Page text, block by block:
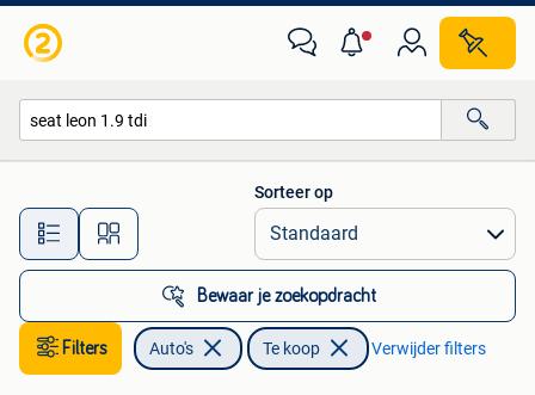
Alle afstanden…
Sorteer op
Bewaar je zoekopdracht
Filters Auto's Te koop
Verwijder filters
Bewaren